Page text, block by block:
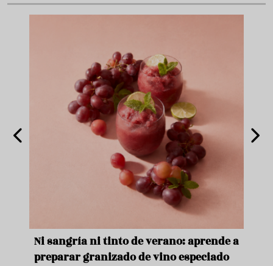
Ni sangría ni tinto de verano: aprende a
preparar granizado de vino especiado